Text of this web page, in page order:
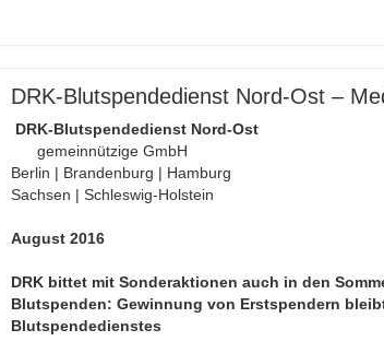
DRK-Blutspendedienst Nord-Ost –
DRK-Blutspendedienst Nord-Ost
gemeinnützige GmbH
Berlin | Brandenburg | Hamburg
Sachsen | Schleswig-Holstein
August 2016
DRK bittet mit Sonderaktionen auch in den
Blutspenden: Gewinnung von Erstspendern
Blutspendedienstes